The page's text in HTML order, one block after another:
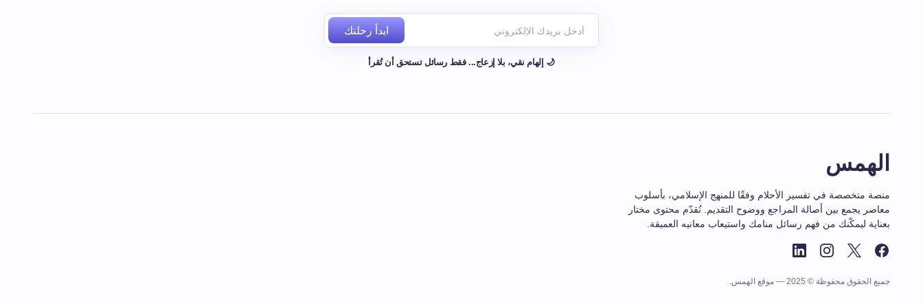
ابدأ رحلتك
🌙 إلهام نقي، بلا إزعاج... فقط رسائل تستحق أن تُقرأ
الهمس
منصة متخصصة في تفسير الأحلام وفقًا للمنهج الإسلامي، بأسلوب
معاصر يجمع بين أصالة المراجع ووضوح التقديم. نُقدّم محتوى مختار
بعناية ليمكّنك من فهم رسائل منامك واستيعاب معانيه العميقة.
جميع الحقوق محفوظة © 2025 — موقع الهمس.